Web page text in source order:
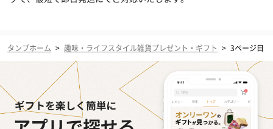
タンプホーム > 趣味・ライフスタイル雑貨プレゼント・ギフト > 3ページ目